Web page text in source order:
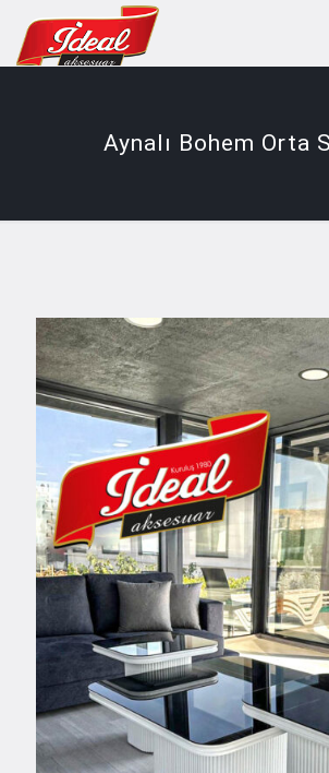
Aynalı Bohem Orta